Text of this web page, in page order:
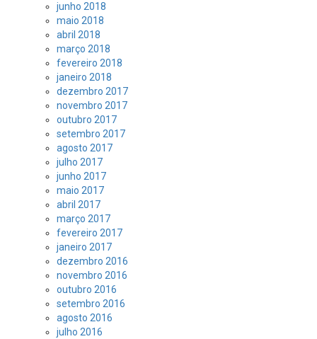
junho 2018
maio 2018
abril 2018
março 2018
fevereiro 2018
janeiro 2018
dezembro 2017
novembro 2017
outubro 2017
setembro 2017
agosto 2017
julho 2017
junho 2017
maio 2017
abril 2017
março 2017
fevereiro 2017
janeiro 2017
dezembro 2016
novembro 2016
outubro 2016
setembro 2016
agosto 2016
julho 2016